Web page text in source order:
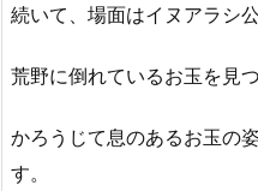
続いて、場面はイヌアラシ
荒野に倒れているお玉を見
かろうじて息のあるお玉の
す。